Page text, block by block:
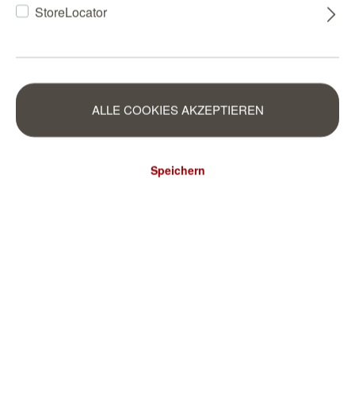
StoreLocator
ALLE COOKIES AKZEPTIEREN
Speichern